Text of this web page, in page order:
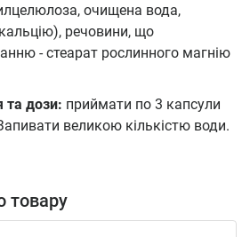
очищена вода,
речовини, що
- стеарат рослинного магнію
та дози: приймати по 3 капсули
великою кількістю води.
товару